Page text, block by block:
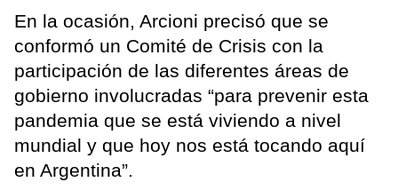
En la ocasión, Arcioni precisó que se
conformó un Comité de Crisis con la
participación de las diferentes áreas de
gobierno involucradas “para prevenir esta
pandemia que se está viviendo a nivel
mundial y que hoy nos está tocando aquí
en Argentina”.